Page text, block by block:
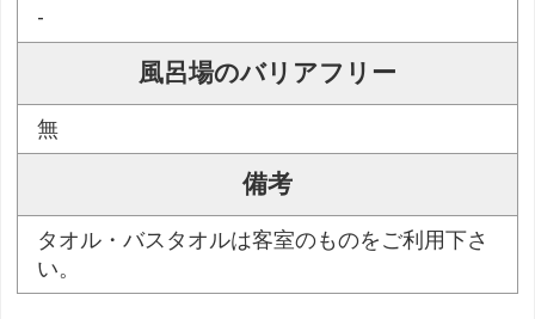
-
風呂場のバリアフリー
無
備考
タオル・バスタオルは客室のものをご利用下さ
い。